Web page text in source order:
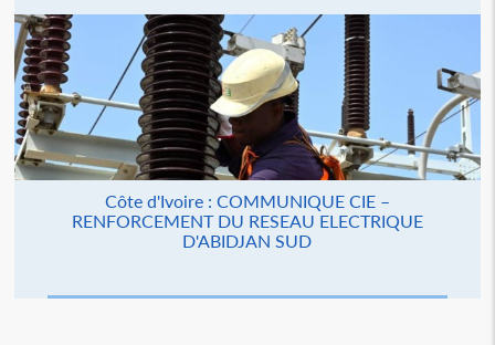
Côte d'Ivoire : COMMUNIQUE CIE –
RENFORCEMENT DU RESEAU ELECTRIQUE
D'ABIDJAN SUD